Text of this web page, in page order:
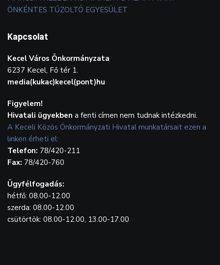
ÖNKÉNTES TŰZOLTÓ EGYESÜLET
Kapcsolat
Kecel Város Önkormányzata
6237 Kecel, Fő tér 1.
media(kukac)kecel(pont)hu
Figyelem!
Hivatali ügyekben a fenti címen nem tudnak intézkedni.
A Keceli Közös Önkormányzati Hivatal munkatársait ezen a
linken érheti el:
Telefon: 78/420-211
Fax: 78/420-760
Ügyfélfogadás:
hétfő: 08.00-12.00
szerda: 08.00-12.00
csütörtök: 08.00-12.00, 13.00-17.00